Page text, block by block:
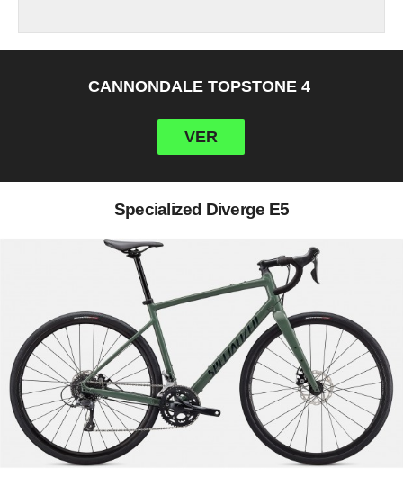
CANNONDALE TOPSTONE 4
VER
Specialized Diverge E5